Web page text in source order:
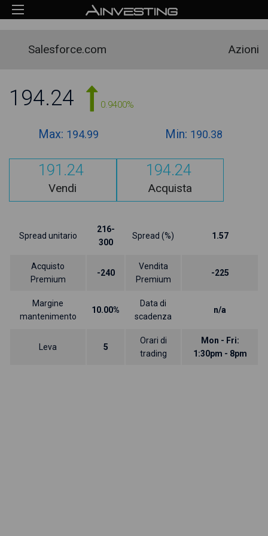
Salesforce.com Azioni
194.24 0.9400%
Max: 194.99 Min: 190.38
191.24
Vendi
194.24
Acquista
Spread unitario
216-
300
Spread (%) 1.57
Acquisto
Premium
-240
Vendita
Premium
-225
Margine
mantenimento
10.00%
Data di
scadenza
n/a
Leva 5
Orari di
trading
Mon - Fri:
1:30pm - 8pm